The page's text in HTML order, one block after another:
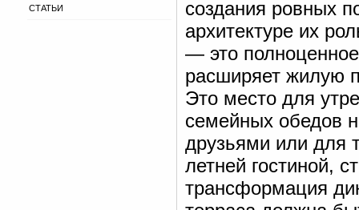
СТАТЬИ
создания ровных
архитектуре их
— это
расширяет жилую
Это место для
семейных обедов
друзьями или для
летней гостиной,
трансформация